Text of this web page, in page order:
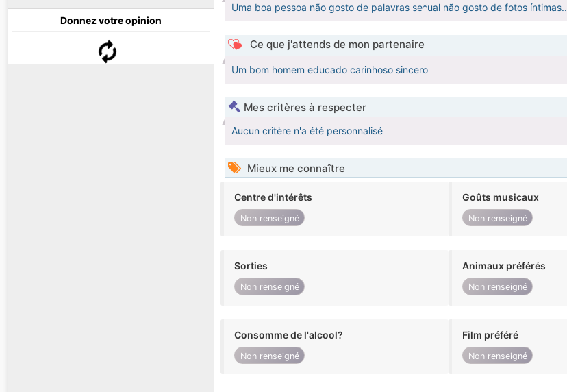
Donnez votre opinion
Uma boa pessoa não gosto de palavras se*ual não gosto de fotos íntimas..
Ce que j'attends de mon partenaire
Um bom homem educado carinhoso sincero
Mes critères à respecter
Aucun critère n'a été personnalisé
Mieux me connaître
Centre d'intérêts
Non renseigné
Goûts musicaux
Non renseigné
Sorties
Non renseigné
Animaux préférés
Non renseigné
Consomme de l'alcool?
Non renseigné
Film préféré
Non renseigné